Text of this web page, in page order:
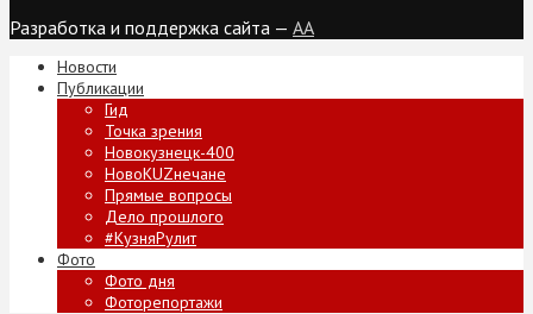
Разработка и поддержка сайта — AA
Новости
Публикации
Гид
Точка зрения
Новокузнецк-400
НовоKUZнечане
Прямые вопросы
Дело прошлого
#КузняРулит
Фото
Фото дня
Фоторепортажи